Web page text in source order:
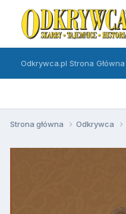
Odkrywca.pl Strona Główna
Strona główna Odkrywca